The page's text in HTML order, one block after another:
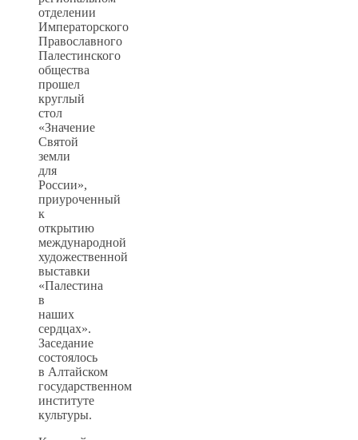
отделении
Императорского
Православного
Палестинского
общества
прошел
круглый
стол
«Значение
Святой
земли
для
России»,
приуроченный
к
открытию
международной
художественной
выставки
«Палестина
в
наших
сердцах».
Заседание
состоялось
в Алтайском
государственном
институте
культуры.